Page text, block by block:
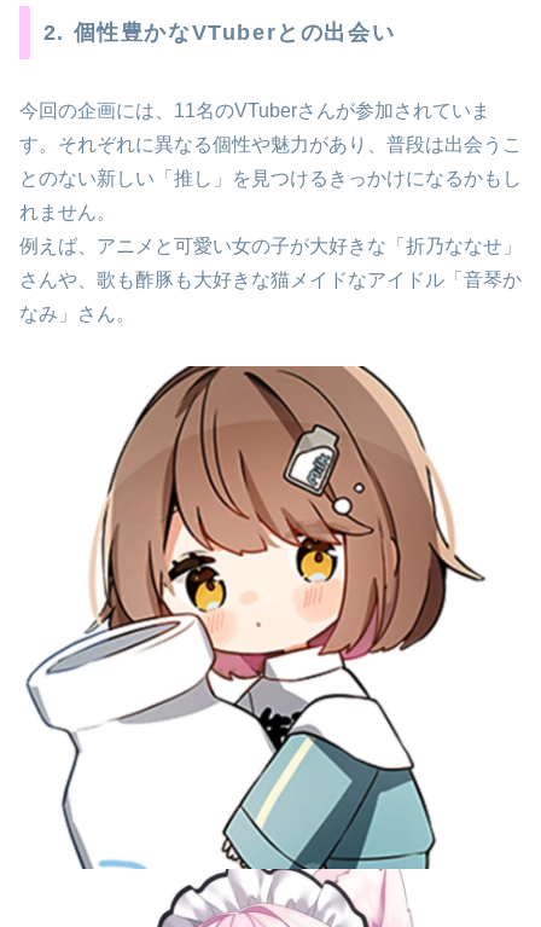
2. 個性豊かなVTuberとの出会い
今回の企画には、11名のVTuberさんが参加されていま
す。それぞれに異なる個性や魅力があり、普段は出会うこ
とのない新しい「推し」を見つけるきっかけになるかもし
れません。
例えば、アニメと可愛い女の子が大好きな「折乃ななせ」
さんや、歌も酢豚も大好きな猫メイドなアイドル「音琴か
なみ」さん。